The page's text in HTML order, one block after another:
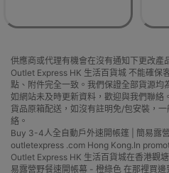
供應商或代理有機會在沒有通知下更改產
Outlet Express HK 生活百貨城 不能確保
點、附件完全一致。我們保證全部貨源均
如網站未及時更新資料，歡迎與我們聯絡。
貨品原箱配送，如沒有註明免/包安裝，
絡。
Buy 3-4人全自動戶外速開帳篷 | 簡易露
outletexpress .com Hong Kong.In
Outlet Express HK 生活百貨城在香港觀
易露營野餐速開帳幕 - 橙綠色 在那裡買